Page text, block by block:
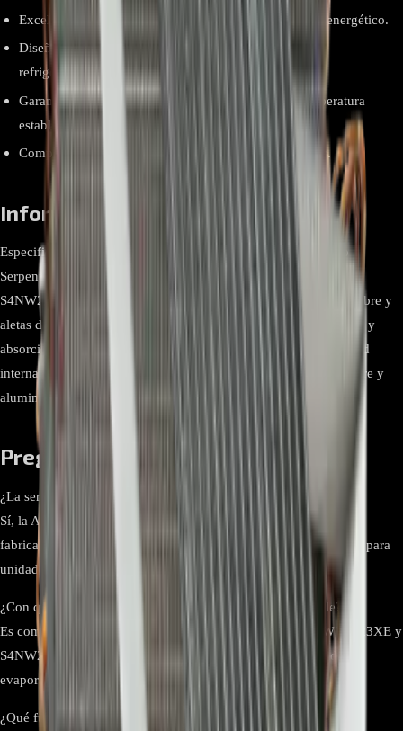
Excelente capacidad de transferencia térmica y ahorro energético.
Diseño en cobre y aluminio para máxima eficiencia en
refrigeración.
Garantiza el flujo uniforme del refrigerante y una temperatura
estable.
Compatibilidad verificada con modelos LG específicos.
Información relevante
Especificación Detalle Marca LG Modelo ADL75241219 Tipo
Serpentina evaporadora (unidad interna) Compatibilidad LG
S4NW24K231E, S4NW24K23XE, S4NW24K2RXE Material Cobre y
aletas de aluminio de alta conductividad Aplicación Evaporación y
absorción de calor en sistemas de refrigeración Ubicación Unidad
interna del aire acondicionado (evaporador) Color Metálico (cobre y
aluminio)
Preguntas frecuentes
¿La serpentina ADL75241219 es original LG?
Sí, la ADL75241219 es una serpentina evaporadora original LG,
fabricada con materiales certificados y diseñada específicamente para
unidades internas tipo mini split.
¿Con qué modelos de aire acondicionado LG es compatible?
Es compatible con los modelos LG S4NW24K231E, S4NW24K23XE y
S4NW24K2RXE, entre otros que utilicen el mismo diseño de
evaporador.
¿Qué función cumple la serpentina evaporadora?